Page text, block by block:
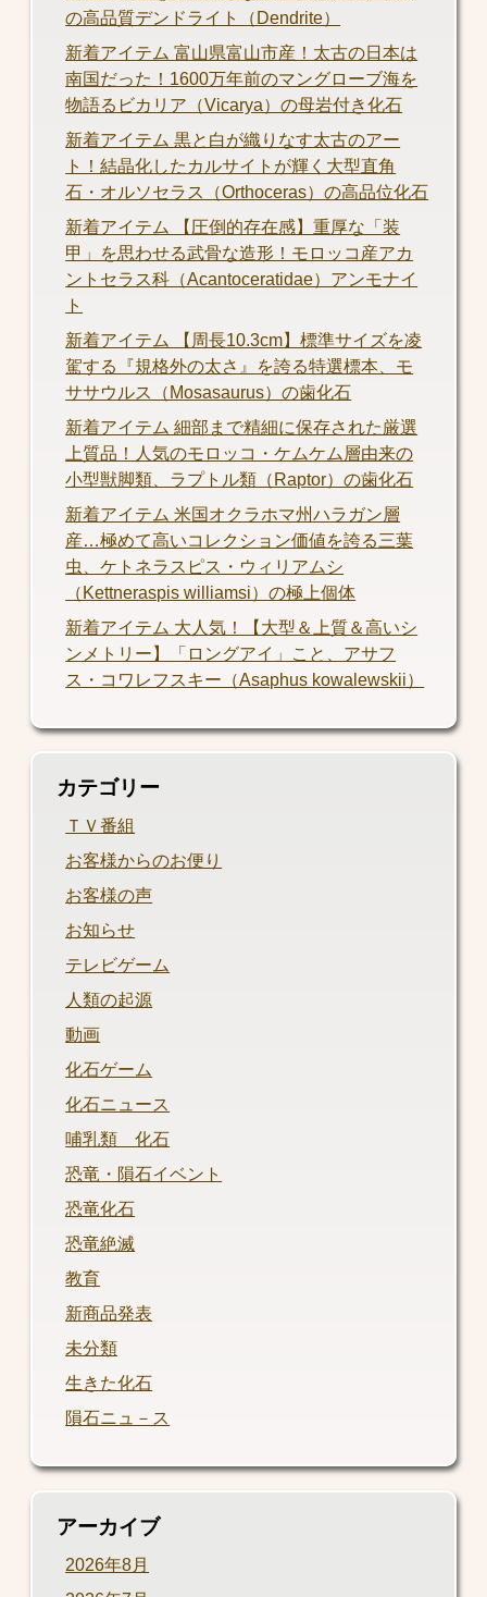
の高品質デンドライト（Dendrite）
新着アイテム 富山県富山市産！太古の日本は
南国だった！1600万年前のマングローブ海を
物語るビカリア（Vicarya）の母岩付き化石
新着アイテム 黒と白が織りなす太古のアー
ト！結晶化したカルサイトが輝く大型直角
石・オルソセラス（Orthoceras）の高品位化石
新着アイテム 【圧倒的存在感】重厚な「装
甲」を思わせる武骨な造形！モロッコ産アカ
ントセラス科（Acantoceratidae）アンモナイ
ト
新着アイテム 【周長10.3cm】標準サイズを凌
駕する『規格外の太さ』を誇る特選標本、モ
ササウルス（Mosasaurus）の歯化石
新着アイテム 細部まで精細に保存された厳選
上質品！人気のモロッコ・ケムケム層由来の
小型獣脚類、ラプトル類（Raptor）の歯化石
新着アイテム 米国オクラホマ州ハラガン層
産…極めて高いコレクション価値を誇る三葉
虫、ケトネラスピス・ウィリアムシ
（Kettneraspis williamsi）の極上個体
新着アイテム 大人気！【大型＆上質＆高いシ
ンメトリー】「ロングアイ」こと、アサフ
ス・コワレフスキー（Asaphus kowalewskii）
カテゴリー
ＴＶ番組
お客様からのお便り
お客様の声
お知らせ
テレビゲーム
人類の起源
動画
化石ゲーム
化石ニュース
哺乳類 化石
恐竜・隕石イベント
恐竜化石
恐竜絶滅
教育
新商品発表
未分類
生きた化石
隕石ニュ－ス
アーカイブ
2026年8月